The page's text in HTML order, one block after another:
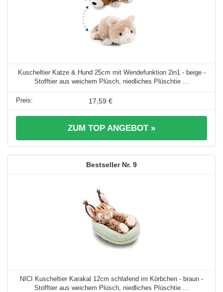
Kuscheltier Katze & Hund 25cm mit Wendefunktion 2in1 - beige -
Stofftier aus weichem Plüsch, niedliches Plüschtie ...
17,59 €
ZUM TOP ANGEBOT »
9
NICI Kuscheltier Karakal 12cm schlafend im Körbchen - braun -
Stofftier aus weichem Plüsch, niedliches Plüschtie ...